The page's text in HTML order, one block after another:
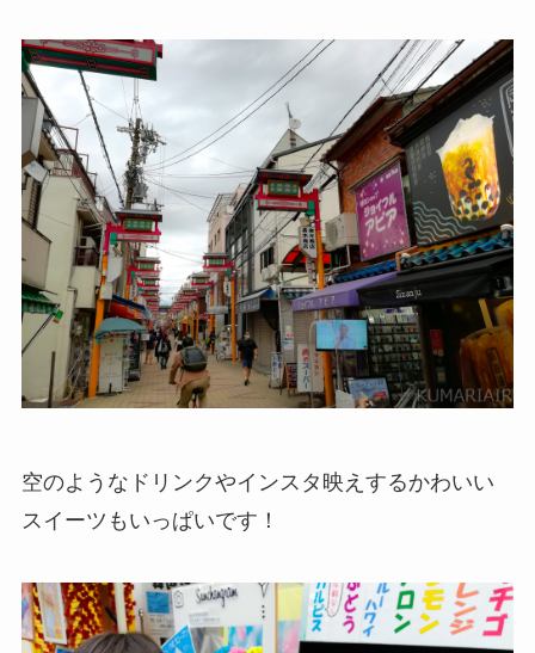
空のようなドリンクやインスタ映えするかわいい
スイーツもいっぱいです！